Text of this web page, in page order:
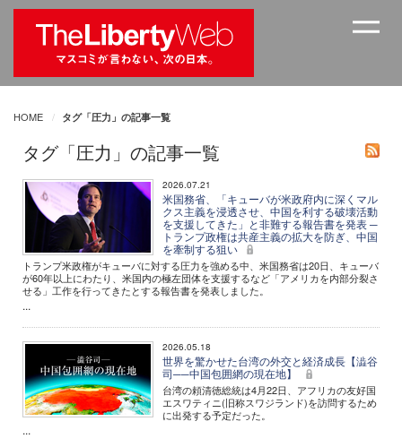
HOME タグ「圧力」の記事一覧
タグ「圧力」の記事一覧
2026.07.21
米国務省、「キューバが米政府内に深くマル
クス主義を浸透させ、中国を利する破壊活動
を支援してきた」と非難する報告書を発表 ─
トランプ政権は共産主義の拡大を防ぎ、中国
を牽制する狙い
トランプ米政権がキューバに対する圧力を強める中、米国務省は20日、キューバ
が60年以上にわたり、米国内の極左団体を支援するなど「アメリカを内部分裂さ
せる」工作を行ってきたとする報告書を発表しました。
...
2026.05.18
世界を驚かせた台湾の外交と経済成長【澁谷
司──中国包囲網の現在地】
台湾の頼清徳総統は4月22日、アフリカの友好国
エスワティニ(旧称スワジランド)を訪問するため
に出発する予定だった。
...